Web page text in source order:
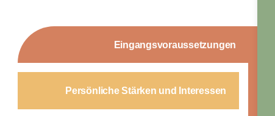
Eingangsvoraussetzungen
Persönliche Stärken und Interessen